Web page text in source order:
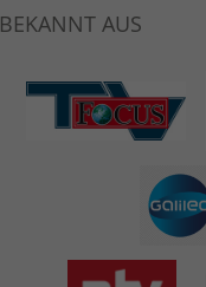
BEKANNT AUS